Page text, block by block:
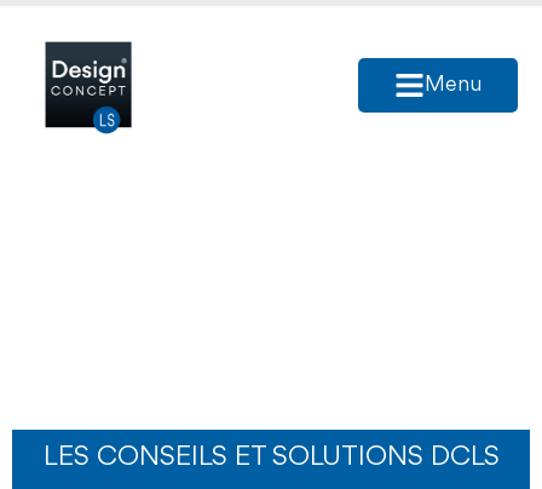
Menu
LES CONSEILS ET SOLUTIONS DCLS